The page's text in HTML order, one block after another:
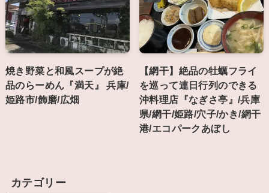
焼き野菜と和風スープが絶
品のらーめん『満天』 兵庫/
姫路市/飾磨/広畑
【網干】絶品の牡蠣フライ
を巡って連日行列のできる
沖料理店『なぎさ亭』/兵庫
県/網干/姫路/穴子/かき/網干
港/エコパークあぼし
カテゴリー